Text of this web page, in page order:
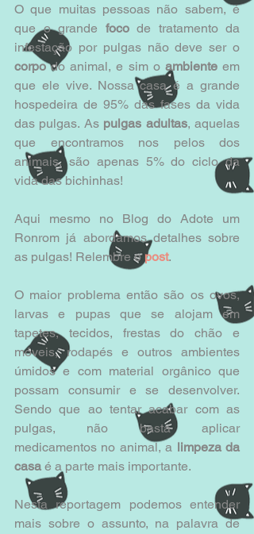
O que muitas pessoas não sabem, é
que o grande foco de tratamento da
infestação por pulgas não deve ser o
corpo do animal, e sim o ambiente em
que ele vive. Nossa casa é a grande
hospedeira de 95% das fases da vida
das pulgas. As pulgas adultas, aquelas
que encontramos nos pelos dos
animais, são apenas 5% do ciclo da
vida das bichinhas!
Aqui mesmo no Blog do Adote um
Ronrom já abordamos detalhes sobre
as pulgas! Relembre o post.
O maior problema então são os ovos,
larvas e pupas que se alojam em
tapetes, tecidos, frestas do chão e
móveis, rodapés e outros ambientes
úmidos e com material orgânico que
possam consumir e se desenvolver.
Sendo que ao tentar acabar com as
pulgas, não basta aplicar
medicamentos no animal, a limpeza da
casa é a parte mais importante.
Nesta reportagem podemos entender
mais sobre o assunto, na palavra de